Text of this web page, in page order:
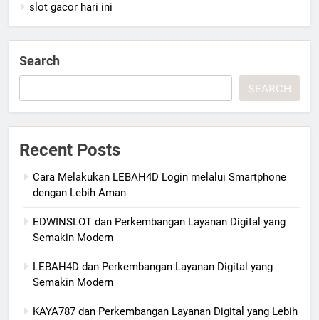
slot gacor hari ini
Search
SEARCH
Recent Posts
Cara Melakukan LEBAH4D Login melalui Smartphone
dengan Lebih Aman
EDWINSLOT dan Perkembangan Layanan Digital yang
Semakin Modern
LEBAH4D dan Perkembangan Layanan Digital yang
Semakin Modern
KAYA787 dan Perkembangan Layanan Digital yang Lebih